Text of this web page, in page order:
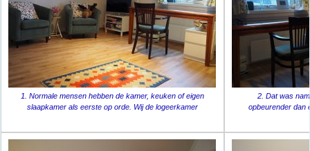
1. Normale mensen hebben de kamer, keuken of eigen
slaapkamer als eerste op orde. Wij de logeerkamer
2. Dat was
opbeurender dan